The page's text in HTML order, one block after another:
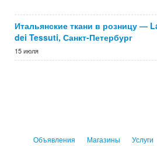
Итальянские ткани в розницу —
dei Tessuti, Санкт-Петербург
15 июля
Объявления Магазины Услуги